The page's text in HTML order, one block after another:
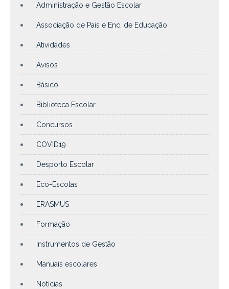
Administração e Gestão Escolar
Associação de Pais e Enc. de Educação
Atividades
Avisos
Básico
Biblioteca Escolar
Concursos
COVID19
Desporto Escolar
Eco-Escolas
ERASMUS
Formação
Instrumentos de Gestão
Manuais escolares
Notícias